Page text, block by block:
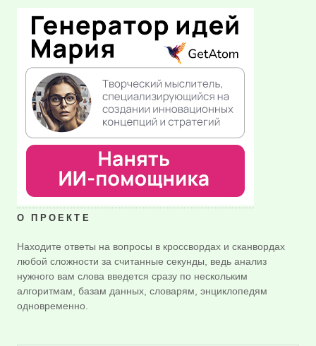
О ПРОЕКТЕ
Находите ответы на вопросы в кроссвордах и сканвордах
любой сложности за считанные секунды, ведь анализ
нужного вам слова введется сразу по нескольким
алгоритмам, базам данных, словарям, энциклопедям
одновременно.